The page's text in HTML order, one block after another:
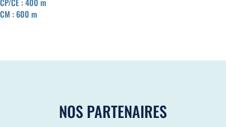
CP/CE : 400 m
CM : 600 m
NOS PARTENAIRES